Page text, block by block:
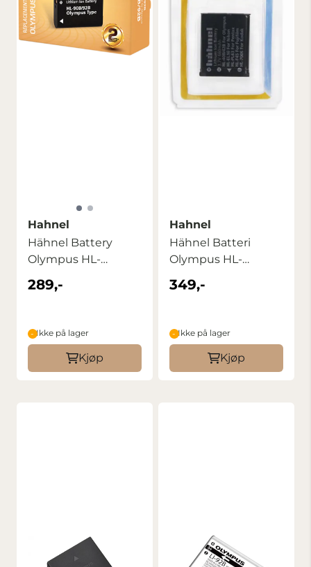
Hahnel
Hähnel Battery
Olympus HL-
90B/92B / Li-
90B/92B
289,-
Ikke på lager
Kjøp
Hahnel
Hähnel Batteri
Olympus HL-
40B/42B
349,-
Ikke på lager
Kjøp